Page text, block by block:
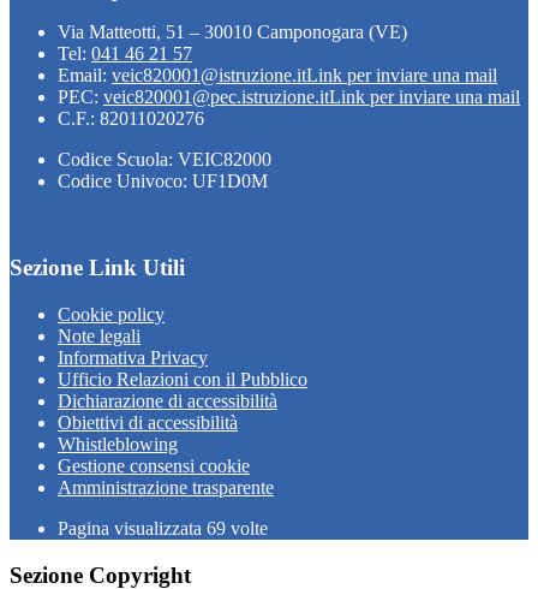
Via Matteotti, 51 – 30010 Camponogara (VE)
Tel: 041 46 21 57
Email: veic820001@istruzione.itLink per inviare una mail
PEC: veic820001@pec.istruzione.itLink per inviare una mail
C.F.: 82011020276
Codice Scuola: VEIC82000
Codice Univoco: UF1D0M
Sezione Link Utili
Cookie policy
Note legali
Informativa Privacy
Ufficio Relazioni con il Pubblico
Dichiarazione di accessibilità
Obiettivi di accessibilità
Whistleblowing
Gestione consensi cookie
Amministrazione trasparente
Pagina visualizzata 69 volte
Sezione Copyright